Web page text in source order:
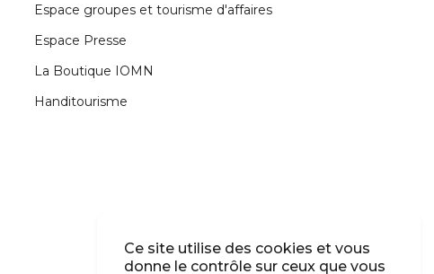
Espace groupes et tourisme d'affaires
Espace Presse
La Boutique IOMN
Handitourisme
Ce site utilise des cookies et vous
donne le contrôle sur ceux que vous